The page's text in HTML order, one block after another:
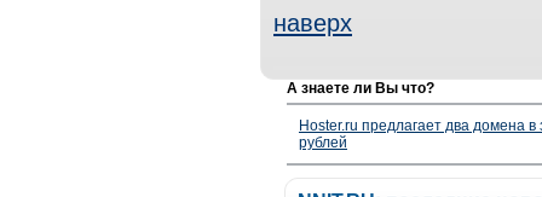
наверх
А знаете ли Вы что?
Hoster.ru предлагает два домена
рублей